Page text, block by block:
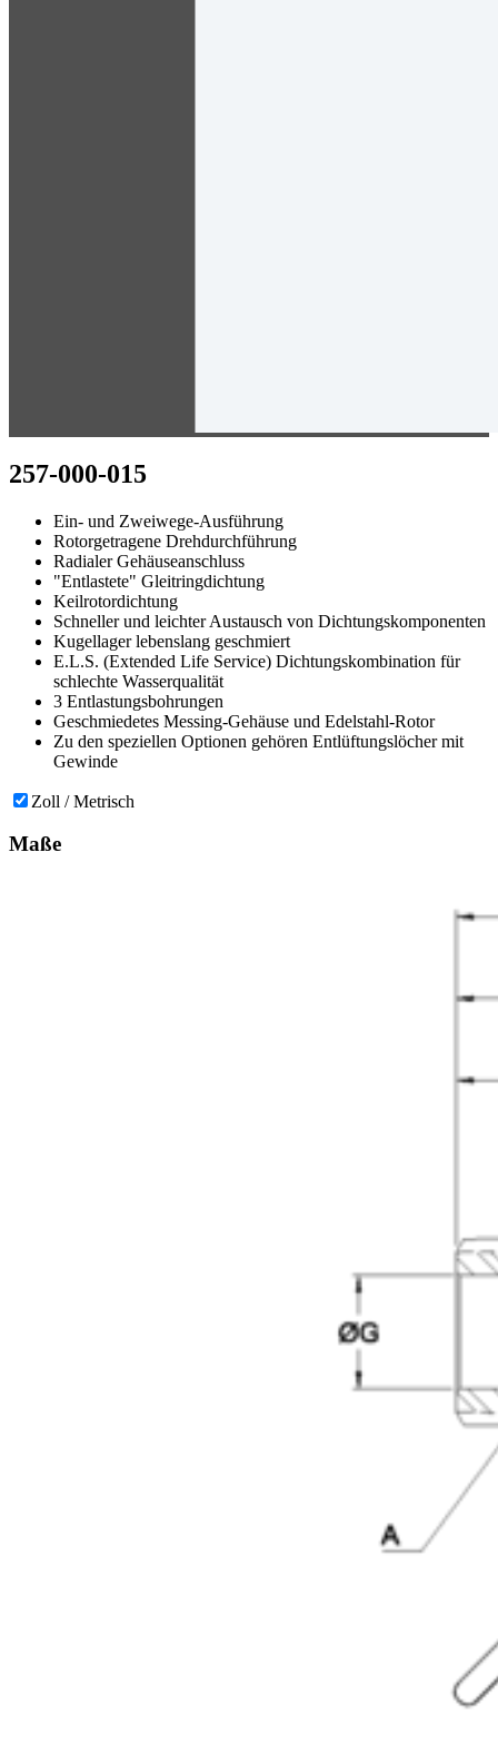
257-000-015
Ein- und Zweiwege-Ausführung
Rotorgetragene Drehdurchführung
Radialer Gehäuseanschluss
"Entlastete" Gleitringdichtung
Keilrotordichtung
Schneller und leichter Austausch von Dichtungskomponenten
Kugellager lebenslang geschmiert
E.L.S. (Extended Life Service) Dichtungskombination für
schlechte Wasserqualität
3 Entlastungsbohrungen
Geschmiedetes Messing-Gehäuse und Edelstahl-Rotor
Zu den speziellen Optionen gehören Entlüftungslöcher mit
Gewinde
Zoll / Metrisch
Maße